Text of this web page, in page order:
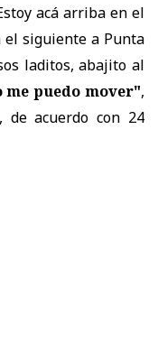
acá arriba en el
el siguiente a Punta
laditos, abajito al
me puedo mover",
de acuerdo con 24